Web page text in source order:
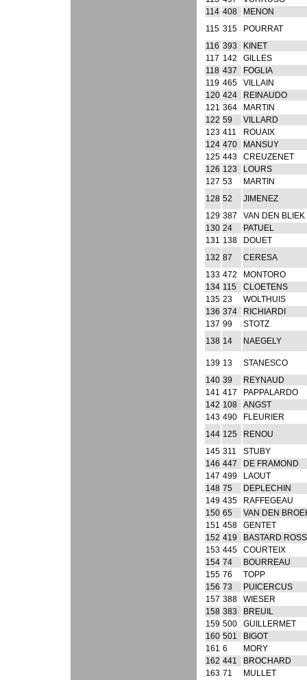
114 408
MENON
115 315
POURRAT
116 393
KINET
117 142
GILLES
118 437
FOGLIA
119 465
VILLAIN
120 424
REINAUDO
121 364
MARTIN
122 59
VILLARD
123 411
ROUAIX
124 470
MANSUY
125 443
CREUZENET
126 123
LOURS
127 53
MARTIN
128 52
JIMENEZ
129 387
VAN DEN BLIEK
130 24
PATUEL
131 138
DOUET
132 87
CERESA
133 472
MONTORO
134 115
CLOETENS
135 23
WOLTHUIS
136 374
RICHIARDI
137 99
STOTZ
138 14 NAEGELY
139 13
STANESCO
140 39
REYNAUD
141 417
PAPPALARDO
142 108
ANGST
143 490
FLEURIER
144 125
RENOU
145 311
STUBY
146 447
DE FRAMOND
147 499
LAOUT
148 75
DEPLECHIN
149 435
RAFFEGEAU
150 65
VAN DEN
151 458
GENTET
152 419
BASTARD
153 445
COURTEIX
154 74
BOURREAU
155 76
TOPP
156 73
PUICERCUS
157 388
WIESER
158 383
BREUIL
159 500
GUILLERMET
160 501
BIGOT
161 6
MORY
162 441
BROCHARD
163 71
MULLET